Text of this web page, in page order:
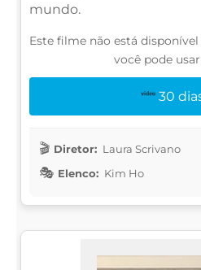
mundo.
Este filme não está
você pode
30
Diretor: Laura Scrivano
Elenco: Kim Ho